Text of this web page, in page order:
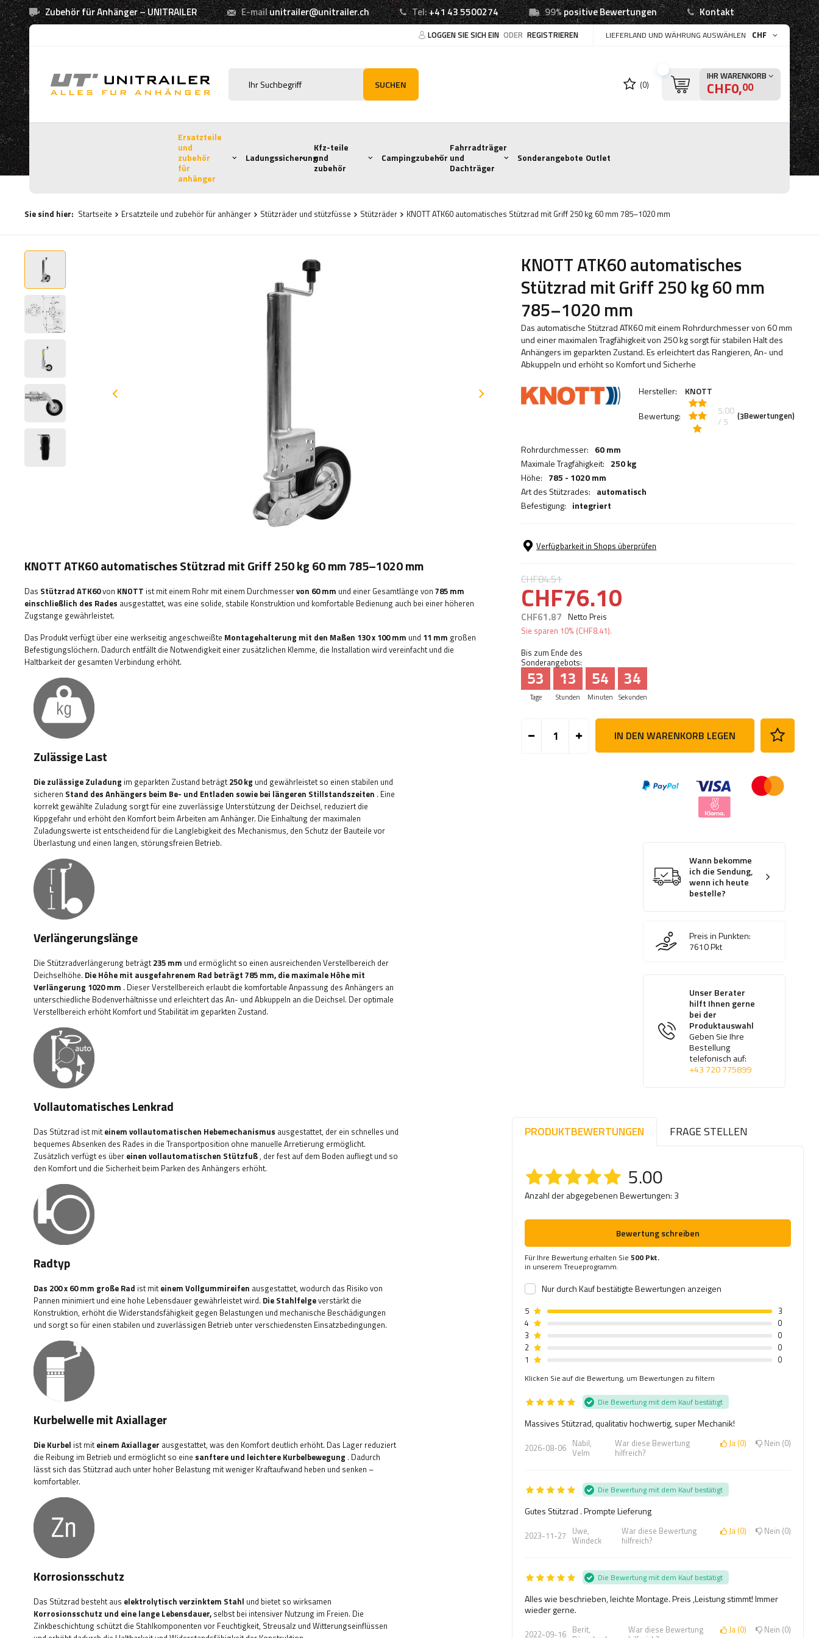
Zubehör für Anhänger – UNITRAILER E-mailunitrailer@unitrailer.ch Tel:+41 43 5500274 99%positive Bewertungen Kontakt
LOGGEN SIE SICH EIN ODER REGISTRIEREN LIEFERLAND UND WÄHRUNG AUSWÄHLEN CHF
SUCHEN (0)
IHR WARENKORB
CHF0,00
Ersatzteile
und
zubehör
für
anhänger
Ladungssicherung
Kfz-teile
und
zubehör
Campingzubehör
Fahrradträger
und
Dachträger
Sonderangebote Outlet
Sie sind hier: Startseite Ersatzteile und zubehör für anhänger Stützräder und stützfüsse Stützräder KNOTT ATK60 automatisches Stützrad mit Griff 250 kg 60 mm 785–1020 mm
KNOTT ATK60 automatisches
Stützrad mit Griff 250 kg 60 mm
785–1020 mm
Das automatische Stützrad ATK60 mit einem Rohrdurchmesser von 60 mm
und einer maximalen Tragfähigkeit von 250 kg sorgt für stabilen Halt des
Anhängers im geparkten Zustand. Es erleichtert das Rangieren, An- und
Abkuppeln und erhöht so Komfort und Sicherhe
Hersteller:
KNOTT
Bewertung:
5.00
/ 5
(3Bewertungen)
Rohrdurchmesser: 60 mm
Maximale Tragfähigkeit: 250 kg
Höhe: 785 - 1020 mm
Art des Stützrades: automatisch
Befestigung: integriert
Verfügbarkeit in Shops überprüfen
CHF84.51
CHF76.10
CHF61.87 Netto Preis
Sie sparen 10% (CHF8.41).
Bis zum Ende des
Sonderangebots:
Tage
53
Stunden
13
Minuten
54
Sekunden
33
IN DEN WARENKORB LEGEN
Wann bekomme
ich die Sendung,
wenn ich heute
bestelle?
Preis in Punkten:
7610Pkt
Unser Berater
hilft Ihnen gerne
bei der
Produktauswahl
Geben Sie Ihre
Bestellung
telefonisch auf:
+43 720 775899
PRODUKTBEWERTUNGEN FRAGE STELLEN
5.00
Anzahl der abgegebenen Bewertungen: 3
Bewertung schreiben
Für Ihre Bewertung erhalten Sie500 Pkt.
in unserem Treueprogramm.
Nur durch Kauf bestätigte Bewertungen anzeigen
5
3
4
0
3
0
2
0
1
0
Klicken Sie auf die Bewertung, um Bewertungen zu filtern
Die Bewertung mit dem Kauf bestätigt
Massives Stützrad, qualitativ hochwertig, super Mechanik!
2026-08-06 Nabil,
Velm
War diese Bewertung
hilfreich?
Ja 0 Nein 0
Die Bewertung mit dem Kauf bestätigt
Gutes Stützrad . Prompte Lieferung
2023-11-27 Uwe,
Windeck
War diese Bewertung
hilfreich?
Ja 0 Nein 0
Die Bewertung mit dem Kauf bestätigt
Alles wie beschrieben, leichte Montage. Preis ,Leistung stimmt! Immer
wieder gerne.
2022-09-16 Berit,
War diese Bewertung
Ja 0 Nein 0
KNOTT ATK60 automatisches Stützrad mit Griff 250 kg 60 mm 785–1020 mm
Das Stützrad ATK60von KNOTT ist mit einem Rohr mit einem Durchmesservon 60 mm und einer Gesamtlänge von 785 mm
einschließlich des Rades ausgestattet, was eine solide, stabile Konstruktion und komfortable Bedienung auch bei einer höheren
Zugstange gewährleistet.
Das Produkt verfügt über eine werkseitig angeschweißte Montagehalterung mit den Maßen 130 x 100 mm und 11 mm großen
Befestigungslöchern. Dadurch entfällt die Notwendigkeit einer zusätzlichen Klemme, die Installation wird vereinfacht und die
Haltbarkeit der gesamten Verbindung erhöht.
Zulässige Last
Die zulässige Zuladung im geparkten Zustand beträgt250 kg und gewährleistet so einen stabilen und
sicheren Stand des Anhängers beim Be- und Entladen sowie bei längeren Stillstandszeiten . Eine
korrekt gewählte Zuladung sorgt für eine zuverlässige Unterstützung der Deichsel, reduziert die
Kippgefahr und erhöht den Komfort beim Arbeiten am Anhänger. Die Einhaltung der maximalen
Zuladungswerte ist entscheidend für die Langlebigkeit des Mechanismus, den Schutz der Bauteile vor
Überlastung und einen langen, störungsfreien Betrieb.
Verlängerungslänge
Die Stützradverlängerung beträgt235 mm und ermöglicht so einen ausreichenden Verstellbereich der
Deichselhöhe. Die Höhe mit ausgefahrenem Rad beträgt 785 mm, die maximale Höhe mit
Verlängerung 1020 mm . Dieser Verstellbereich erlaubt die komfortable Anpassung des Anhängers an
unterschiedliche Bodenverhältnisse und erleichtert das An- und Abkuppeln an die Deichsel. Der optimale
Verstellbereich erhöht Komfort und Stabilität im geparkten Zustand.
Vollautomatisches Lenkrad
Das Stützrad ist miteinem vollautomatischen Hebemechanismus ausgestattet, der ein schnelles und
bequemes Absenken des Rades in die Transportposition ohne manuelle Arretierung ermöglicht.
Zusätzlich verfügt es über einen vollautomatischen Stützfuß, der fest auf dem Boden aufliegt und so
den Komfort und die Sicherheit beim Parken des Anhängers erhöht.
Radtyp
Das 200 x 60 mm große Rad ist miteinem Vollgummireifen ausgestattet, wodurch das Risiko von
Pannen minimiert und eine hohe Lebensdauer gewährleistet wird. Die Stahlfelgeverstärkt die
Konstruktion, erhöht die Widerstandsfähigkeit gegen Belastungen und mechanische Beschädigungen
und sorgt so für einen stabilen und zuverlässigen Betrieb unter verschiedensten Einsatzbedingungen.
Kurbelwelle mit Axiallager
Die Kurbel ist miteinem Axiallager ausgestattet, was den Komfort deutlich erhöht. Das Lager reduziert
die Reibung im Betrieb und ermöglicht so eine sanftere und leichtere Kurbelbewegung . Dadurch
lässt sich das Stützrad auch unter hoher Belastung mit weniger Kraftaufwand heben und senken –
komfortabler.
Korrosionsschutz
Das Stützrad besteht aus elektrolytisch verzinktem Stahl und bietet so wirksamen
Korrosionsschutz und eine lange Lebensdauer, selbst bei intensiver Nutzung im Freien. Die
Zinkbeschichtung schützt die Stahlkomponenten vor Feuchtigkeit, Streusalz und Witterungseinflüssen